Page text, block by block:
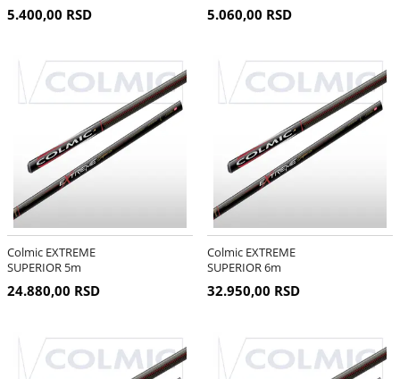
5.400,00 RSD 5.060,00 RSD
Colmic EXTREME
SUPERIOR 5m
24.880,00 RSD
Colmic EXTREME
SUPERIOR 6m
32.950,00 RSD